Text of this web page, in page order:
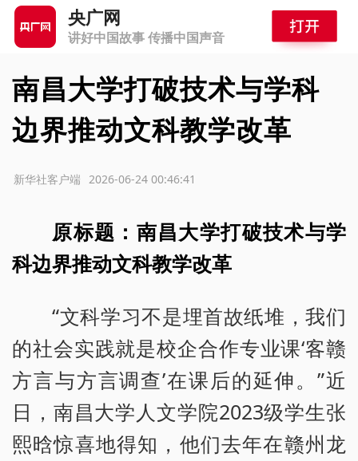
央广网
讲好中国故事 传播中国声音
南昌大学打破技术与学科
边界推动文科教学改革
2026-06-24 00:46:41
新华社客户端
原标题：南昌大学打破技术与学
科边界推动文科教学改革
“文科学习不是埋首故纸堆，我们
的社会实践就是校企合作专业课‘客赣
方言与方言调查’在课后的延伸。”近
日，南昌大学人文学院2023级学生张
熙晗惊喜地得知，他们去年在赣州龙